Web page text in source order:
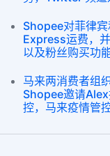
Shopee对菲律
Express运费，
以及粉丝购买功能
马来两消费者组
Shopee邀请
控，马来疫情管